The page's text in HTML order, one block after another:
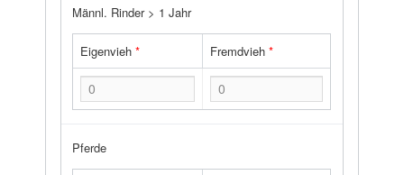
Männl. Rinder > 1 Jahr
Eigenvieh* Fremdvieh*
Pferde